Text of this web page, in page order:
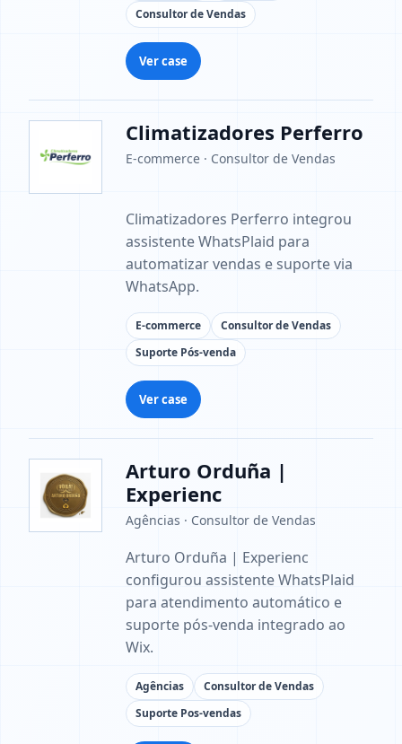
Consultor de Vendas
Ver case
Climatizadores Perferro
E-commerce · Consultor de Vendas
Climatizadores Perferro integrou
assistente WhatsPlaid para
automatizar vendas e suporte via
WhatsApp.
E-commerce
Consultor de Vendas
Suporte Pós-venda
Ver case
Arturo Orduña |
Experienc
Agências · Consultor de Vendas
Arturo Orduña | Experienc
configurou assistente WhatsPlaid
para atendimento automático e
suporte pós-venda integrado ao
Wix.
Agências
Consultor de Vendas
Suporte Pos-vendas